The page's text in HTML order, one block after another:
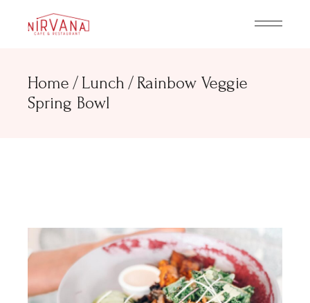
Home Lunch
Rainbow Veggie
Spring Bowl